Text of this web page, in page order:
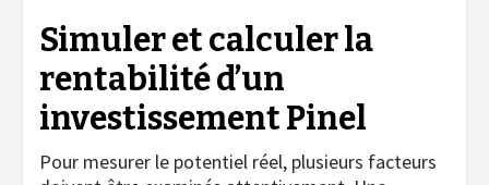
Simuler et calculer la
rentabilité d’un
investissement Pinel
Pour mesurer le potentiel réel, plusieurs facteurs